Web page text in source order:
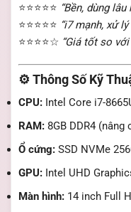
⭐⭐⭐⭐⭐ “Bền, dùng
⭐⭐⭐⭐⭐ “i7 mạnh, xử
⭐⭐⭐⭐☆ “Giá tốt so với
⚙️ Thông Số Kỹ
CPU: Intel Core i7-
RAM: 8GB DDR4 (nâng
Ổ cứng: SSD NVMe
GPU: Intel UHD
Màn hình: 14 inch Full